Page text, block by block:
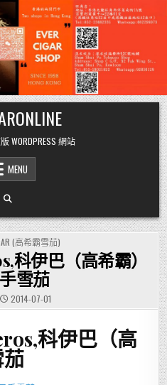
WORDPRESS 網站
MENU
(高希霸雪茄)
科伊巴（高希霸）
雪茄
2014-07-01
科伊巴（高